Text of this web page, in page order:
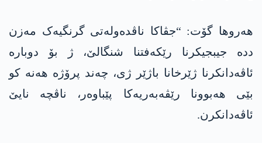
ھەروھا گۆت: “جڤاکا ناڤدەولەتی گرنگیەک مەزن
ددە جیبجیکرنا رێکەفتنا شنگالێ، ژ بۆ دوبارە
ئاڤەدانکرنا ژێرخانا باژێر ژی، چەند پرۆژە ھەنە کو
بێی ھەبوونا رێڤەبەریەکا پێباوەر، ناڤچە نایێ
ئاڤەدانکرن.